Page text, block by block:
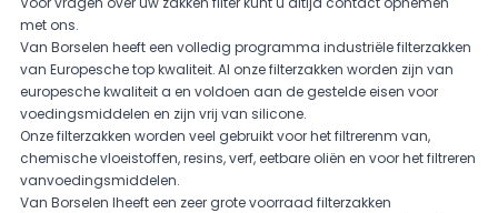
met ons.
Van Borselen heeft een volledig programma industriële filterzakken
van Europesche top kwaliteit. Al onze filterzakken worden zijn van
europesche kwaliteit a en voldoen aan de gestelde eisen voor
voedingsmiddelen en zijn vrij van silicone.
Onze filterzakken worden veel gebruikt voor het filtrerenm van,
chemische vloeistoffen, resins, verf, eetbare oliën en voor het filtreren
vanvoedingsmiddelen.
Van Borselen lheeft een zeer grote voorraad filterzakken